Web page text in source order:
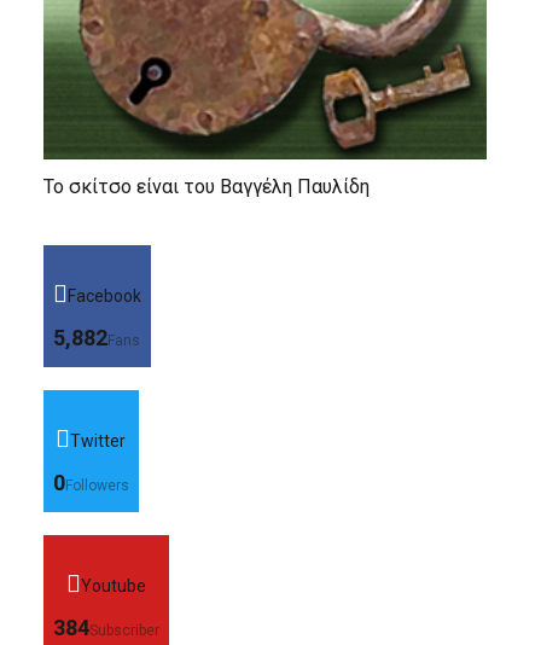
Το σκίτσο είναι του Βαγγέλη Παυλίδη
Facebook
5,882Fans
Twitter
0Followers
Youtube
384Subscriber